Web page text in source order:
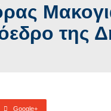
της
Google+